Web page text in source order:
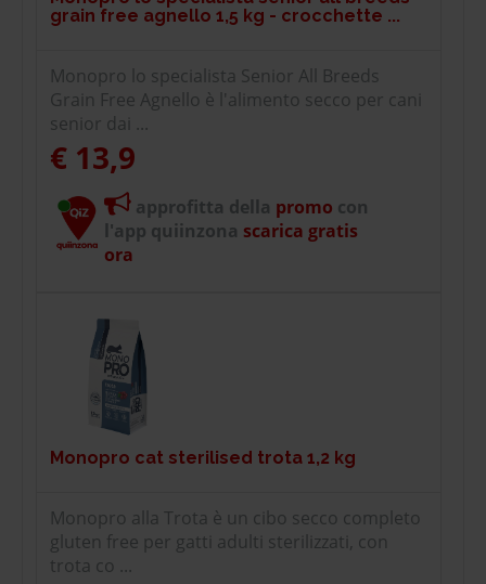
grain free agnello 1,5 kg - crocchette ...
Monopro lo specialista Senior All Breeds
Grain Free Agnello è l'alimento secco per cani
senior dai ...
€ 13,9
approfitta della promo con
l'app quiinzona scarica gratis
ora
Monopro cat sterilised trota 1,2 kg
Monopro alla Trota è un cibo secco completo
gluten free per gatti adulti sterilizzati, con
trota co ...